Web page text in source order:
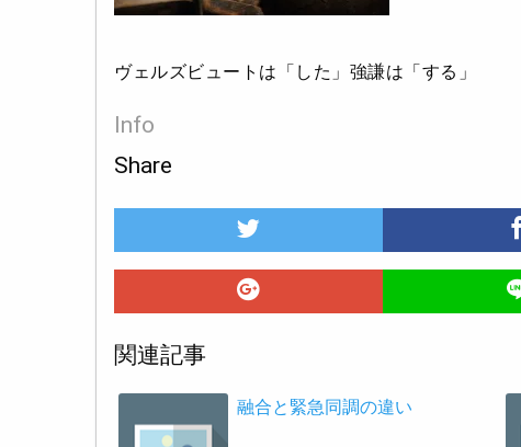
ヴェルズビュートは「した」強謙は「する」
Info
Share
関連記事
融合と緊急同調の違い